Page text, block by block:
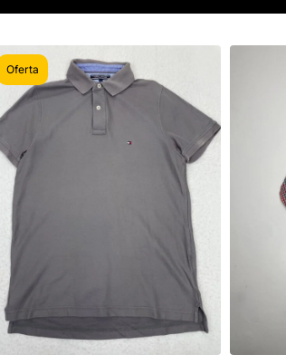
Oferta